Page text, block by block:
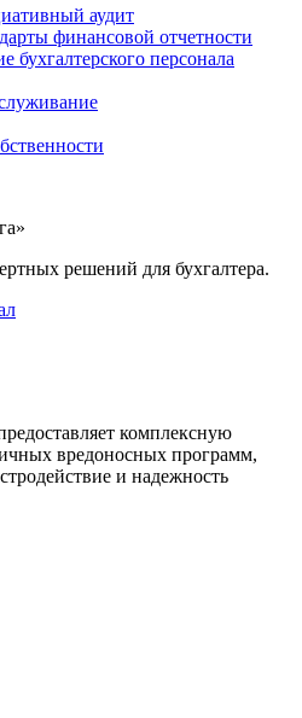
аудит
финансовой отчетности
бухгалтерского персонала
решений для бухгалтера.
комплексную
вредоносных программ,
и надежность